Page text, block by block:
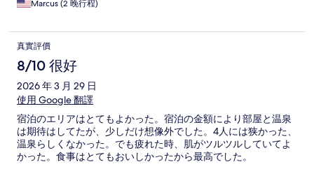
Marcus (2 晚行程)
真實評價
8/10 很好
2026 年 3 月 29 日
使用 Google 翻譯
宿泊のエリアはとてもよかった。宿泊の金額により部屋と温泉
は期待はしてたが、少しだけ想像外でした。4人には狭かった、
温泉らしくなかった。でも疲れた時、肌がツルツルしていてよ
かった。食事はとてもおいしかったから最高でした。